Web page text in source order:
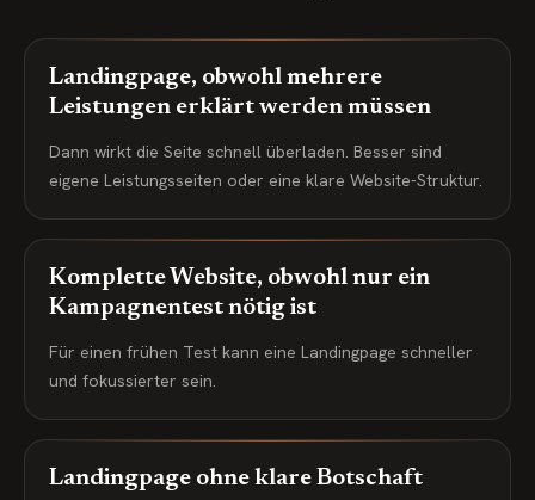
Landingpage, obwohl mehrere
Leistungen erklärt werden müssen
Dann wirkt die Seite schnell überladen. Besser sind
eigene Leistungsseiten oder eine klare Website-Struktur.
Komplette Website, obwohl nur ein
Kampagnentest nötig ist
Für einen frühen Test kann eine Landingpage schneller
und fokussierter sein.
Landingpage ohne klare Botschaft